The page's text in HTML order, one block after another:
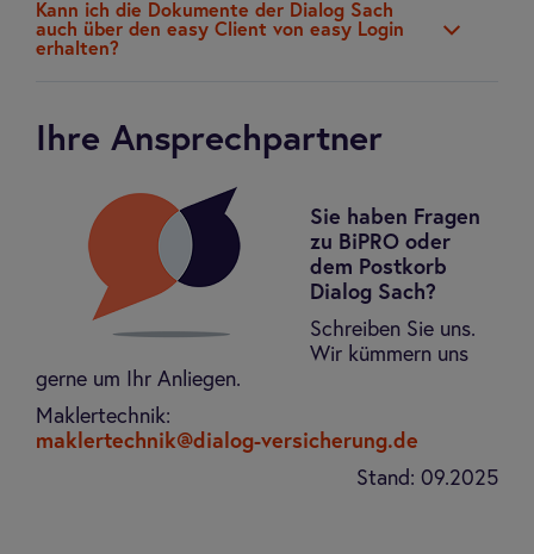
Kann ich die Doku­mente der Dia­log Sach
auch über den easy Cli­ent von easy Login
erhal­ten?
Ihre Ansprechpartner
Sie haben Fragen
zu BiPRO oder
dem Postkorb
Dialog Sach?
Schreiben Sie uns.
Wir kümmern uns
gerne um Ihr Anliegen.
Maklertechnik:
maklertechnik@dialog-versicherung.de
Stand: 09.2025